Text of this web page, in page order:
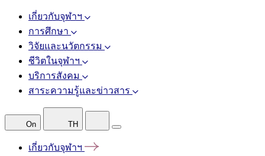
เกี่ยวกับจุฬาฯ
การศึกษา
วิจัยและนวัตกรรม
ชีวิตในจุฬาฯ
บริการสังคม
สาระความรู้และข่าวสาร
On TH
เกี่ยวกับจุฬาฯ